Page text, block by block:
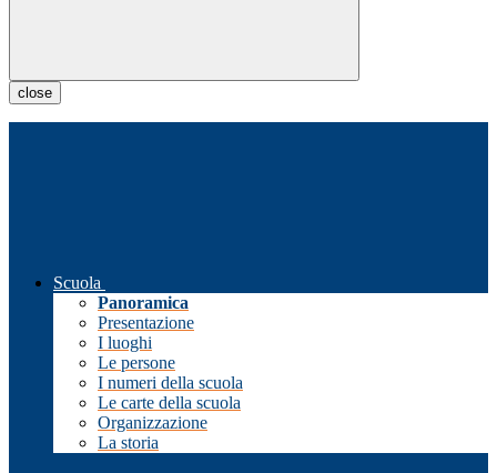
close
Scuola
Panoramica
Presentazione
I luoghi
Le persone
I numeri della scuola
Le carte della scuola
Organizzazione
La storia